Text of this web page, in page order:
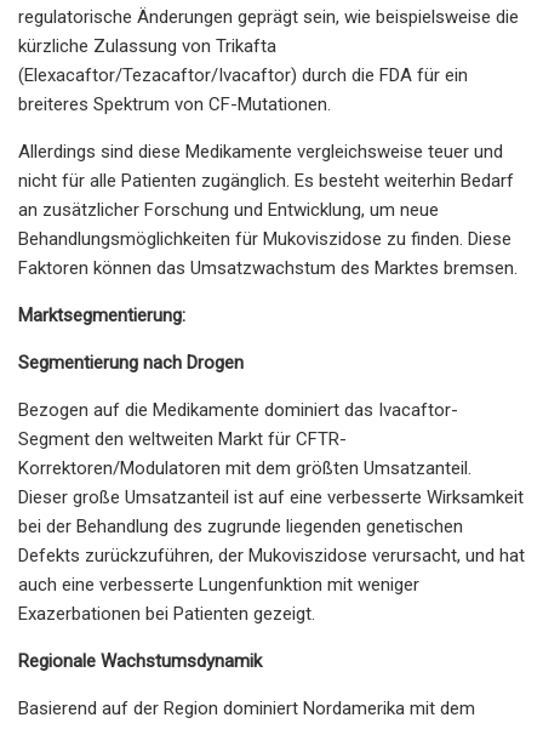
regulatorische Änderungen geprägt sein, wie beispielsweise die
kürzliche Zulassung von Trikafta
(Elexacaftor/Tezacaftor/Ivacaftor) durch die FDA für ein
breiteres Spektrum von CF-Mutationen.
Allerdings sind diese Medikamente vergleichsweise teuer und
nicht für alle Patienten zugänglich. Es besteht weiterhin Bedarf
an zusätzlicher Forschung und Entwicklung, um neue
Behandlungsmöglichkeiten für Mukoviszidose zu finden. Diese
Faktoren können das Umsatzwachstum des Marktes bremsen.
Marktsegmentierung:
Segmentierung nach Drogen
Bezogen auf die Medikamente dominiert das Ivacaftor-
Segment den weltweiten Markt für CFTR-
Korrektoren/Modulatoren mit dem größten Umsatzanteil.
Dieser große Umsatzanteil ist auf eine verbesserte Wirksamkeit
bei der Behandlung des zugrunde liegenden genetischen
Defekts zurückzuführen, der Mukoviszidose verursacht, und hat
auch eine verbesserte Lungenfunktion mit weniger
Exazerbationen bei Patienten gezeigt.
Regionale Wachstumsdynamik
Basierend auf der Region dominiert Nordamerika mit dem